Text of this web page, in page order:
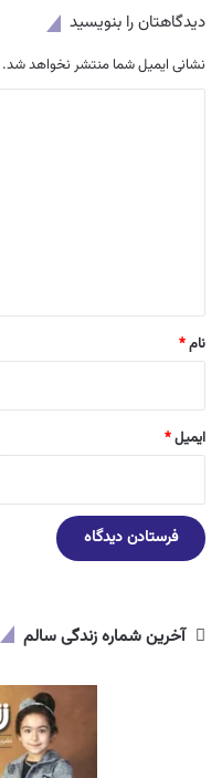
دیدگاهتان را بنویسید
نشانی ایمیل شما منتشر نخواهد شد.
نام*
ایمیل*
آخرین شماره زندگی سالم